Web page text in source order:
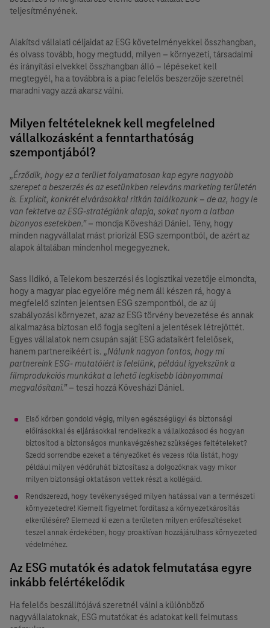
teljesítményének.
Alakítsd vállalati céljaidat az ESG követelményekkel összhangban,
és olvass tovább, hogy megtudd, milyen – környezeti, társadalmi
és irányítási elvekkel összhangban álló – lépéseket kell
megtegyél, ha a továbbra is a piac felelős beszerzője szeretnél
maradni vagy azzá akarsz válni.
Milyen feltételeknek kell megfelelned
vállalkozásként a fenntarthatóság
szempontjából?
„Érződik, hogy ez a terület folyamatosan kap egyre nagyobb
szerepet a beszerzés és az esetünkben releváns marketing területén
is. Explicit, konkrét elvárásokkal ritkán találkozunk – de az, hogy le
van fektetve az ESG-stratégiánk alapja, sokat nyom a latban
bizonyos esetekben.”– mondja Kövesházi Dániel. Tény, hogy
minden nagyvállalat mást priorizál ESG szempontból, de azért az
alapok általában mindenhol megegyeznek.
Sass Ildikó, a Telekom beszerzési és logisztikai vezetője elmondta,
hogy a magyar piac egyelőre még nem áll készen rá, hogy a
megfelelő szinten jelentsen ESG szempontból, de az új
szabályozási környezet, azaz az ESG törvény bevezetése és annak
alkalmazása biztosan elő fogja segíteni a jelentések létrejöttét.
Egyes vállalatok nem csupán saját ESG adataikért felelősek,
hanem partnereikéért is. „Nálunk nagyon fontos, hogy mi
partnereink ESG- mutatóiért is felelünk, például igyekszünk a
filmprodukciós munkákat a lehető legkisebb lábnyommal
megvalósítani.”– teszi hozzá Kövesházi Dániel.
Első körben gondold végig, milyen egészségügyi és biztonsági
előírásokkal és eljárásokkal rendelkezik a vállalkozásod és hogyan
biztosítod a biztonságos munkavégzéshez szükséges feltételeket?
Szedd sorrendbe ezeket a tényezőket és vezess róla listát, hogy
például milyen védőruhát biztosítasz a dolgozóknak vagy mikor
milyen biztonsági oktatáson vettek részt a kollégáid.
Rendszerezd, hogy tevékenységed milyen hatással van a természeti
környezetedre! Kiemelt figyelmet fordítasz a környezetkárosítás
elkerülésére? Elemezd ki ezen a területen milyen erőfeszítéseket
teszel annak érdekében, hogy proaktívan hozzájárulhass környezeted
védelméhez.
Az ESG mutatók és adatok felmutatása egyre
inkább felértékelődik
Ha felelős beszállítójává szeretnél válni a különböző
nagyvállalatoknak, ESG mutatókat és adatokat kell felmutass